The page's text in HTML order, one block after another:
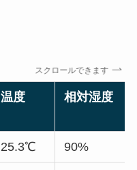
スクロールできます
温度 相対湿度
25.3℃ 90%